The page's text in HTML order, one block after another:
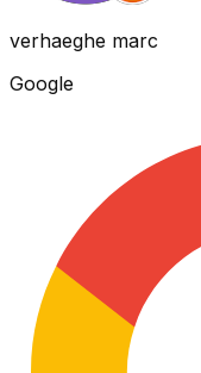
verhaeghe marc
Google